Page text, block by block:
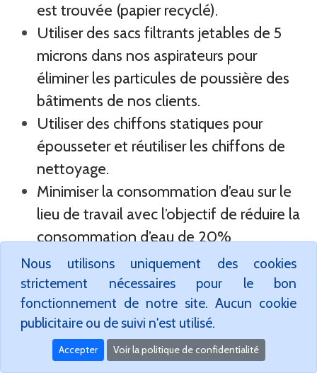
est trouvée (papier recyclé).
Utiliser des sacs filtrants jetables de 5
microns dans nos aspirateurs pour
éliminer les particules de poussière des
bâtiments de nos clients.
Utiliser des chiffons statiques pour
épousseter et réutiliser les chiffons de
nettoyage.
Minimiser la consommation d’eau sur le
lieu de travail avec l’objectif de réduire la
consommation d’eau de 20%
Minimiser la consommation d’énergie
électrique sur le lieu de travail en
éteignant les lumières dans les zones
non utilisées (Objectif de 10%
d’économies)
Nous utilisons uniquement des cookies
strictement nécessaires pour le bon
fonctionnement de notre site. Aucun cookie
publicitaire ou de suivi n'est utilisé.
Accepter Voir la politique de confidentialité